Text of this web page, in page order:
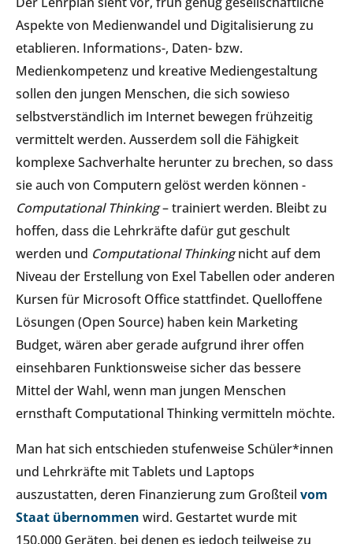
Aspekte von Medienwandel und Digitalisierung zu
etablieren. Informations-, Daten- bzw.
Medienkompetenz und kreative Mediengestaltung
sollen den jungen Menschen, die sich sowieso
selbstverständlich im Internet bewegen frühzeitig
vermittelt werden. Ausserdem soll die Fähigkeit
komplexe Sachverhalte herunter zu brechen, so dass
sie auch von Computern gelöst werden können -
Computational Thinking– trainiert werden. Bleibt zu
hoffen, dass die Lehrkräfte dafür gut geschult
werden und Computational Thinkingnicht auf dem
Niveau der Erstellung von Exel Tabellen oder anderen
Kursen für Microsoft Office stattfindet. Quelloffene
Lösungen (Open Source) haben kein Marketing
Budget, wären aber gerade aufgrund ihrer offen
einsehbaren Funktionsweise sicher das bessere
Mittel der Wahl, wenn man jungen Menschen
ernsthaft Computational Thinking vermitteln möchte.
Man hat sich entschieden stufenweise Schüler*innen
und Lehrkräfte mit Tablets und Laptops
auszustatten, deren Finanzierung zum Großteil vom
Staat übernommen wird. Gestartet wurde mit
150.000 Geräten, bei denen es jedoch teilweise zu